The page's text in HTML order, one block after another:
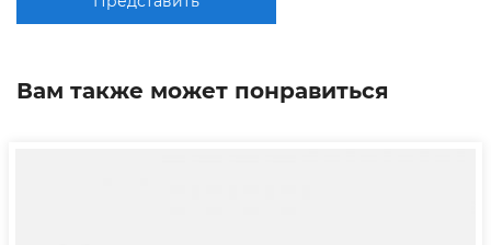
Вам также может понравиться